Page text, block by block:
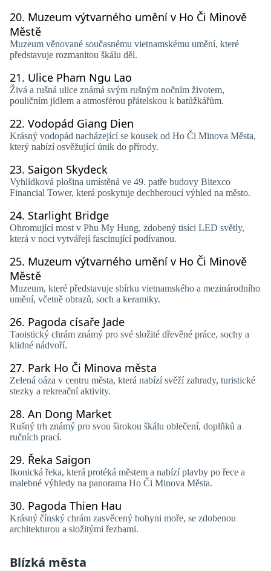
20. Muzeum výtvarného umění v Ho Či Minově
Městě
Muzeum věnované současnému vietnamskému umění, které
představuje rozmanitou škálu děl.
21. Ulice Pham Ngu Lao
Živá a rušná ulice známá svým rušným nočním životem,
pouličním jídlem a atmosférou přátelskou k batůžkářům.
22. Vodopád Giang Dien
Krásný vodopád nacházející se kousek od Ho Či Minova Města,
který nabízí osvěžující únik do přírody.
23. Saigon Skydeck
Vyhlídková plošina umístěná ve 49. patře budovy Bitexco
Financial Tower, která poskytuje dechberoucí výhled na město.
24. Starlight Bridge
Ohromující most v Phu My Hung, zdobený tisíci LED světly,
která v noci vytvářejí fascinující podívanou.
25. Muzeum výtvarného umění v Ho Či Minově
Městě
Muzeum, které představuje sbírku vietnamského a mezinárodního
umění, včetně obrazů, soch a keramiky.
26. Pagoda císaře Jade
Taoistický chrám známý pro své složité dřevěné práce, sochy a
klidné nádvoří.
27. Park Ho Či Minova města
Zelená oáza v centru města, která nabízí svěží zahrady, turistické
stezky a rekreační aktivity.
28. An Dong Market
Rušný trh známý pro svou širokou škálu oblečení, doplňků a
ručních prací.
29. Řeka Saigon
Ikonická řeka, která protéká městem a nabízí plavby po řece a
malebné výhledy na panorama Ho Či Minova Města.
30. Pagoda Thien Hau
Krásný čínský chrám zasvěcený bohyni moře, se zdobenou
architekturou a složitými řezbami.
Blízká města